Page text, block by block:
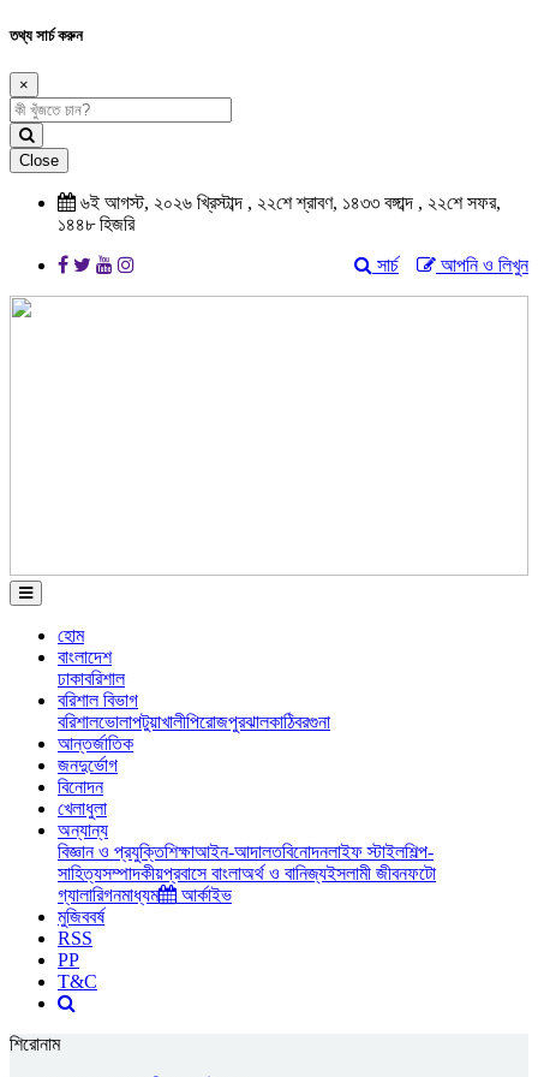
তথ্য সার্চ করুন
×
Close
৬ই আগস্ট, ২০২৬ খ্রিস্টাব্দ , ২২শে শ্রাবণ, ১৪৩৩ বঙ্গাব্দ , ২২শে সফর,
১৪৪৮ হিজরি
আপনি ও লিখুন
সার্চ
হোম
বাংলাদেশ
ঢাকাবরিশাল
বরিশাল বিভাগ
বরিশালভোলাপটুয়াখালীপিরোজপুরঝালকাঠিবরগুনা
আন্তর্জাতিক
জনদুর্ভোগ
বিনোদন
খেলাধুলা
অন্যান্য
বিজ্ঞান ও প্রযুক্তিশিক্ষাআইন-আদালতবিনোদনলাইফ স্টাইলশিল্প-
সাহিত্যসম্পাদকীয়প্রবাসে বাংলাঅর্থ ও বানিজ্যইসলামী জীবনফটো
গ্যালারিগনমাধ্যম
আর্কাইভ
মুজিববর্ষ
RSS
PP
T&C
শিরোনাম